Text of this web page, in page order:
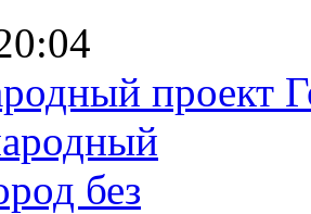
проект